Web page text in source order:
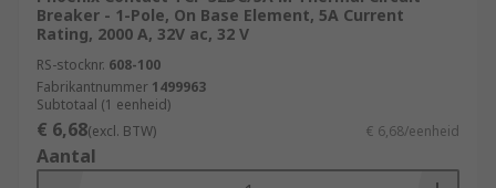
Breaker - 1-Pole, On Base Element, 5A Current
Rating, 2000 A, 32V ac, 32 V
RS-stocknr. 608-100
Fabrikantnummer 1499963
Subtotaal (1 eenheid)
€ 6,68(excl. BTW) € 6,68/eenheid
Aantal